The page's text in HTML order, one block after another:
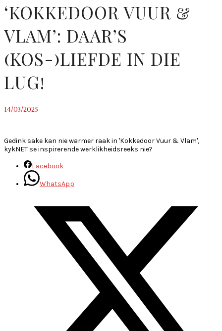
‘KOKKEDOOR VUUR &
VLAM’: DAAR’S
(KOS-)LIEFDE IN DIE
LUG!
14/03/2025
Gedink sake kan nie warmer raak in 'Kokkedoor Vuur & Vlam',
kykNET se inspirerende werklikheidsreeks nie?
Facebook
WhatsApp